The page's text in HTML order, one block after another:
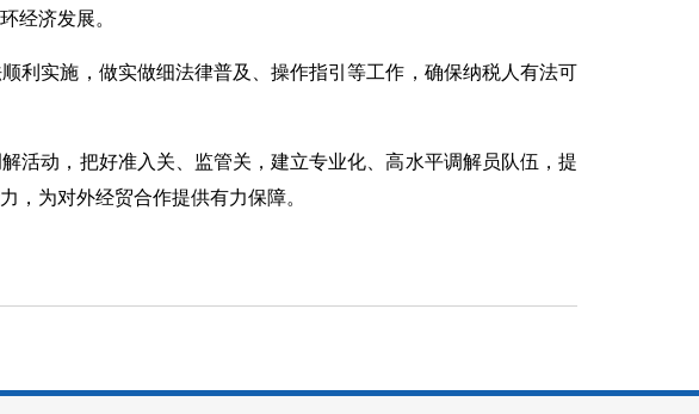
经济发展。
利实施，做实做细法律普及、操作指引等工作，确保纳税人有法可
活动，把好准入关、监管关，建立专业化、高水平调解员队伍，提
，为对外经贸合作提供有力保障。